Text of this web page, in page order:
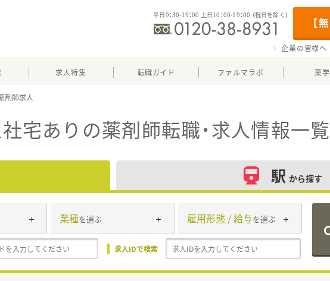
【
平日9：30-19：00 土日10：00-19：00 （祝日を除く）
企業の皆様へ
求人特集 転職ガイド ファルマラボ 薬
宅あり の薬剤師転職・求人情報一覧
駅 から探す
業種を選ぶ 雇用形態 / 給与を選ぶ
求人IDで検索